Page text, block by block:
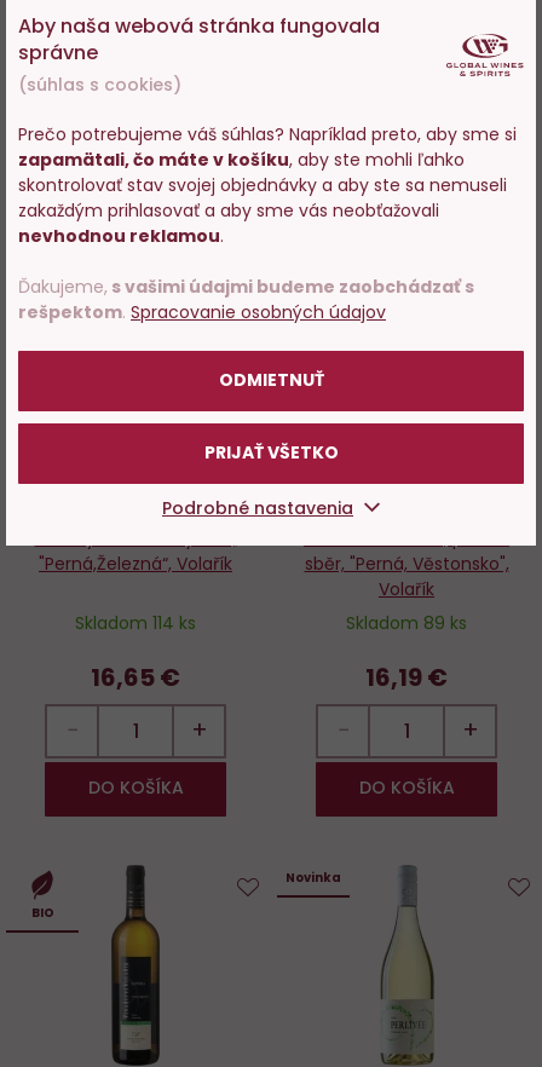
Skladom 87 ks
10,19 €
− +
DO KOŠÍKA
Skladom 108 ks
− +
DO KOŠÍKA
"Perná,Železná“, Volařík
Skladom 114 ks
16,65 €
− +
DO KOŠÍKA
Do
obľúbených
sběr, "Perná, Věstonsko",
Volařík
Skladom 89 ks
16,19 €
− +
DO KOŠÍKA
BIO
Novinka
Aby naša webová stránka fungovala
správne
(súhlas s cookies)
Prečo potrebujeme váš súhlas? Napríklad preto, aby sme si
zapamätali, čo máte v košíku, aby ste mohli ľahko
skontrolovať stav svojej objednávky a aby ste sa nemuseli
zakaždým prihlasovať a aby sme vás neobťažovali
nevhodnou reklamou.
Ďakujeme, s vašimi údajmi budeme zaobchádzať s
rešpektom. Spracovanie osobných údajov
ODMIETNUŤ
PRIJAŤ VŠETKO
Podrobné nastavenia
Vstupujete na stránky s
predajom alkoholu. Prosím
potvrďte, že Vám už bolo 18